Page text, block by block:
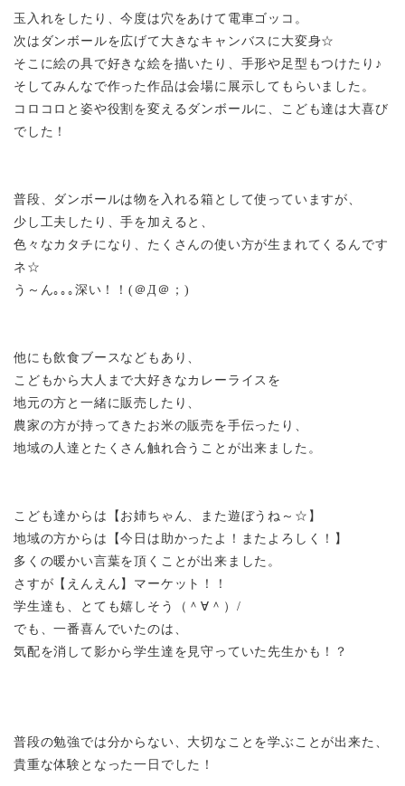
玉入れをしたり、今度は穴をあけて電車ゴッコ。
次はダンボールを広げて大きなキャンバスに大変身☆
そこに絵の具で好きな絵を描いたり、手形や足型もつけたり♪
そしてみんなで作った作品は会場に展示してもらいました。
コロコロと姿や役割を変えるダンボールに、こども達は大喜び
でした！
普段、ダンボールは物を入れる箱として使っていますが、
少し工夫したり、手を加えると、
色々なカタチになり、たくさんの使い方が生まれてくるんです
ネ☆
う～ん｡｡｡深い！！(＠Д＠；)
他にも飲食ブースなどもあり、
こどもから大人まで大好きなカレーライスを
地元の方と一緒に販売したり、
農家の方が持ってきたお米の販売を手伝ったり、
地域の人達とたくさん触れ合うことが出来ました。
こども達からは【お姉ちゃん、また遊ぼうね～☆】
地域の方からは【今日は助かったよ！またよろしく！】
多くの暖かい言葉を頂くことが出来ました。
さすが【えんえん】マーケット！！
学生達も、とても嬉しそう（＾∀＾） /
でも、一番喜んでいたのは、
気配を消して影から学生達を見守っていた先生かも！？
普段の勉強では分からない、大切なことを学ぶことが出来た、
貴重な体験となった一日でした！